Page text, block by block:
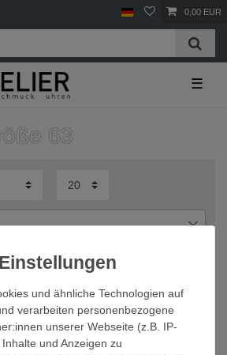
0,00 EUR
☰
63
― €
Übernehmen
und ähnliche Technologien auf
verarbeiten personenbezogene
unserer Webseite (z.B. IP-
und Anzeigen zu